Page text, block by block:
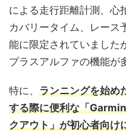
による走行距離計測、心
カバリータイム、レース
能に限定されていました
プラスアルファの機能が
特に、 ランニングを始め
する際に便利な「
クアウト」が初心者向け